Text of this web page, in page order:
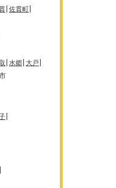
佐貫町
水郷 大戸